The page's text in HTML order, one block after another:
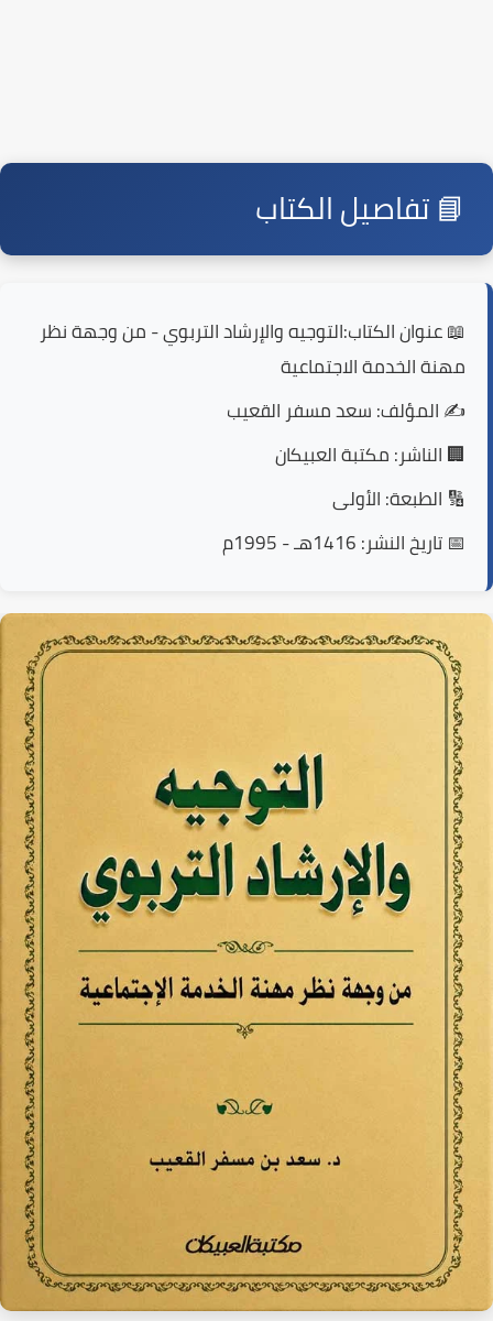
📘 تفاصيل الكتاب
📖 عنوان الكتاب:التوجيه والإرشاد التربوي - من وجهة نظر
مهنة الخدمة الاجتماعية
✍️ المؤلف:سعد مسفر القعيب
🏢 الناشر:مكتبة العبيكان
🔢 الطبعة:الأولى
📅 تاريخ النشر: